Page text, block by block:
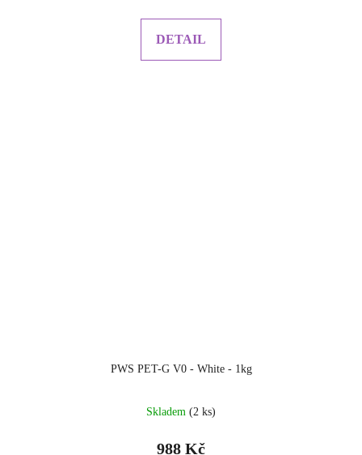
DETAIL
PWS PET-G V0 - White - 1kg
Skladem (2 ks)
988 Kč